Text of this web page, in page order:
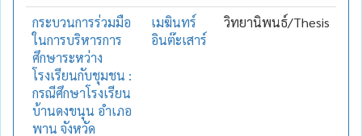
กระบวนการร่วมมือ
ในการบริหารการ
ศึกษาระหว่าง
โรงเรียนกับชุมชน :
กรณีศึกษาโรงเรียน
บ้านดงขนุน อำเภอ
พาน จังหวัด
เมฆินทร์
อินต๊ะเสาร์
วิทยานิพนธ์/Thesis